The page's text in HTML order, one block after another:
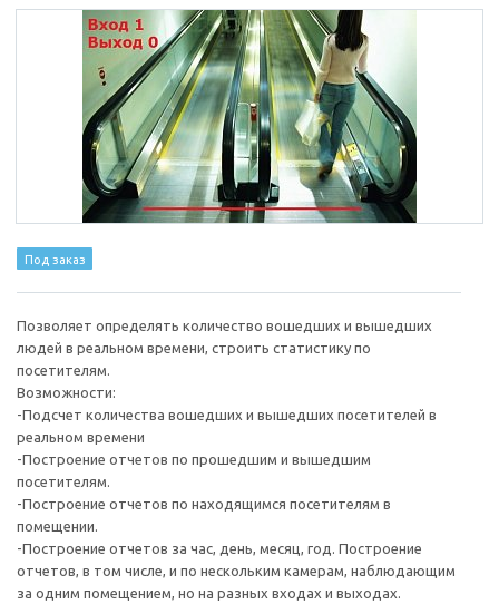
Под заказ
Позволяет определять количество вошедших и вышедших
людей в реальном времени, строить статистику по
посетителям.
Возможности:
-Подсчет количества вошедших и вышедших посетителей в
реальном времени
-Построение отчетов по прошедшим и вышедшим
посетителям.
-Построение отчетов по находящимся посетителям в
помещении.
-Построение отчетов за час, день, месяц, год. Построение
отчетов, в том числе, и по нескольким камерам, наблюдающим
за одним помещением, но на разных входах и выходах.